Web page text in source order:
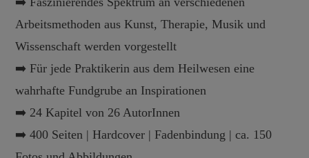
Arbeitsmethoden aus Kunst, Therapie, Musik und
Wissenschaft werden vorgestellt
➡️ Für jede Praktikerin aus dem Heilwesen eine
wahrhafte Fundgrube an Inspirationen
➡️ 24 Kapitel von 26 AutorInnen
➡️ 400 Seiten | Hardcover | Fadenbindung | ca. 150